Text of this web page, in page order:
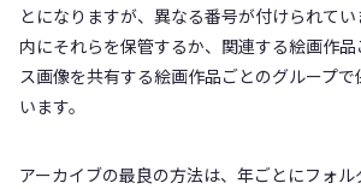
とになりますが、異なる番号が付けられて
内にそれらを保管するか、関連する絵画作
ス画像を共有する絵画作品ごとのグループ
います。
アーカイブの最良の方法は、年ごとにフォ